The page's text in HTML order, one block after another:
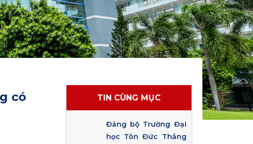
có
TIN CÙNG MỤC
Đảng bộ Trường Đại
học Tôn Đức Thắng